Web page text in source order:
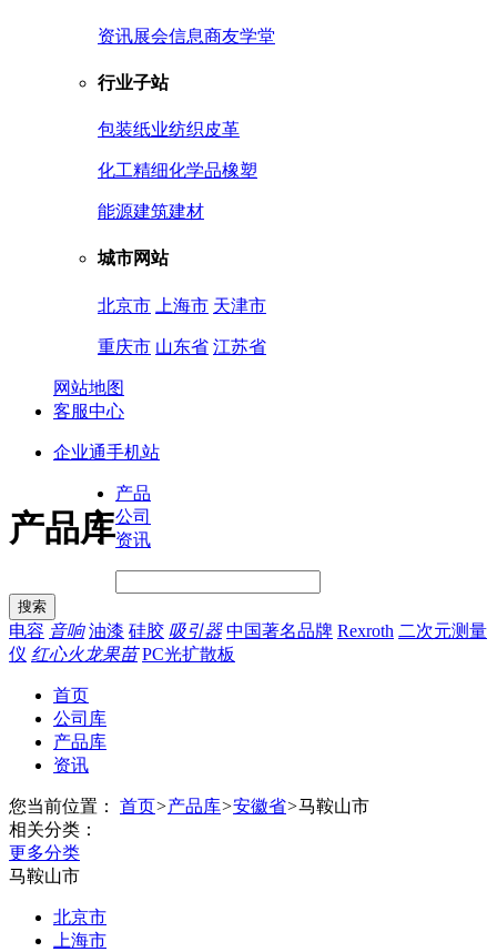
资讯展会信息商友学堂
行业子站
包装纸业纺织皮革
化工精细化学品橡塑
能源建筑建材
城市网站
北京市 上海市 天津市
重庆市 山东省 江苏省
网站地图
客服中心
企业通手机站
产品库
产品
公司
资讯
电容 音响 油漆 硅胶 吸引器 中国著名品牌 Rexroth 二次元测量
仪 红心火龙果苗 PC光扩散板
首页
公司库
产品库
资讯
您当前位置： 首页>产品库>安徽省>马鞍山市
相关分类：
更多分类
马鞍山市
北京市
上海市